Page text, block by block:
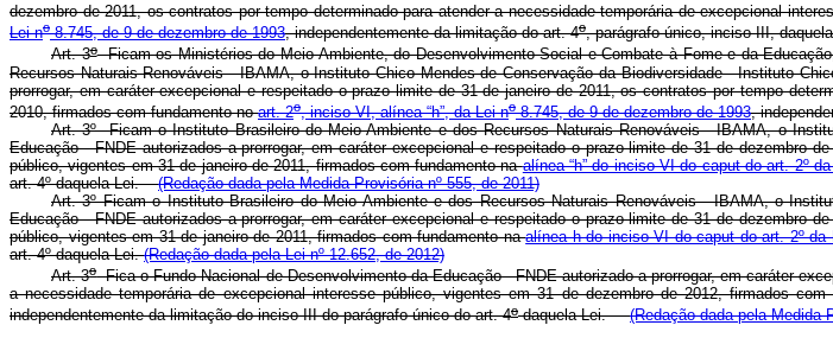
dezembro de 2011, os contratos por tempo determinado para atender a necessidade temporária de excepcional
Lei no8.745, de 9 de dezembro de 1993, independentemente da limitação do art. 4o, parágrafo único, inciso III,
Art. 3oFicam os Ministérios do Meio Ambiente, do Desenvolvimento Social e Combate à Fome e da
Recursos Naturais Renováveis - IBAMA, o Instituto Chico Mendes de Conservação da Biodiversidade - Instituto
prorrogar, em caráter excepcional e respeitado o prazo limite de 31 de janeiro de 2011, os contratos por tempo
2010, firmados com fundamento noart. 2o, inciso VI, alínea “h”, da Lei no8.745, de 9 de dezembro de 1993,
Art. 3º Ficam o Instituto Brasileiro do Meio Ambiente e dos Recursos Naturais Renováveis - IBAMA, o
Educação - FNDE autorizados a prorrogar, em caráter excepcional e respeitado o prazo limite de 31 de dezembro
público, vigentes em 31 de janeiro de 2011, firmados com fundamento naalínea “h” do inciso VI do caput do art. 2º
art. 4ºdaquela Lei.(Redação dada pela Medida Provisória nº 555, de 2011)
Art. 3º Ficam o Instituto Brasileiro do Meio Ambiente e dos Recursos Naturais Renováveis - IBAMA, o
Educação - FNDE autorizados a prorrogar, em caráter excepcional e respeitado o prazo limite de 31 de dezembro
público, vigentes em 31 de janeiro de 2011, firmados com fundamento naalínea h do inciso VI do caput do art. 2º da
art. 4º daquela Lei.(Redação dada pela Lei nº 12.652, de 2012)
Art. 3oFica o Fundo Nacional de Desenvolvimento da Educação - FNDE autorizado a prorrogar, em caráter
a necessidade temporária de excepcional interesse público, vigentes em 31 de dezembro de 2012, firmados
independentemente da limitação do inciso III do parágrafo único do art. 4odaquela Lei.(Redação dada pela Medida